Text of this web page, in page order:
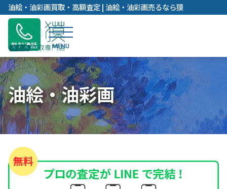
内
容
キ
ッ
プ
油絵・油彩画買取・高額査定 | 油絵・油彩画売るなら獏
無料通話
油絵・油彩画